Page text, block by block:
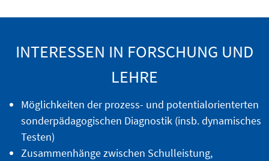
INTERESSEN IN FORSCHUNG UND
LEHRE
Möglichkeiten der prozess- und potentialorienterten
sonderpädagogischen Diagnostik (insb. dynamisches
Testen)
Zusammenhänge zwischen Schulleistung,